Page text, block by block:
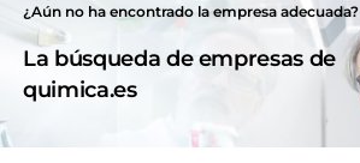
¿Aún no ha encontrado la empresa adecuada?
La búsqueda de empresas de
quimica.es